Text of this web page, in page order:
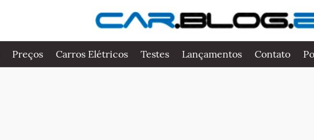
Preços Carros Elétricos Testes Lançamentos Contato